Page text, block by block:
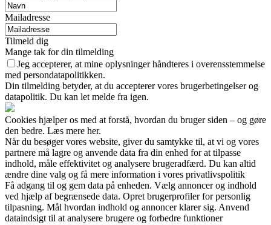
Mailadresse
Tilmeld dig
Mange tak for din tilmelding
Jeg accepterer, at mine oplysninger håndteres i overensstemmelse
med persondatapolitikken.
Din tilmelding betyder, at du accepterer vores brugerbetingelser og
datapolitik. Du kan let melde fra igen.
Cookies hjælper os med at forstå, hvordan du bruger siden – og gøre
den bedre. Læs mere her.
Når du besøger vores website, giver du samtykke til, at vi og vores
partnere må lagre og anvende data fra din enhed for at tilpasse
indhold, måle effektivitet og analysere brugeradfærd. Du kan altid
ændre dine valg og få mere information i vores privatlivspolitik
Få adgang til og gem data på enheden. Vælg annoncer og indhold
ved hjælp af begrænsede data. Opret brugerprofiler for personlig
tilpasning. Mål hvordan indhold og annoncer klarer sig. Anvend
dataindsigt til at analysere brugere og forbedre funktioner